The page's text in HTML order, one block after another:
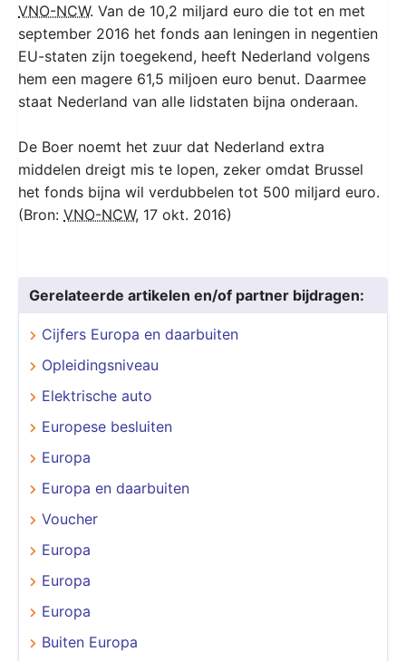
VNO-NCW. Van de 10,2 miljard euro die tot en met
september 2016 het fonds aan leningen in negentien
EU-staten zijn toegekend, heeft Nederland volgens
hem een magere 61,5 miljoen euro benut. Daarmee
staat Nederland van alle lidstaten bijna onderaan.
De Boer noemt het zuur dat Nederland extra
middelen dreigt mis te lopen, zeker omdat Brussel
het fonds bijna wil verdubbelen tot 500 miljard euro.
(Bron: VNO-NCW, 17 okt. 2016)
Gerelateerde artikelen en/of partner bijdragen:
Cijfers Europa en daarbuiten
Opleidingsniveau
Elektrische auto
Europese besluiten
Europa
Europa en daarbuiten
Voucher
Europa
Europa
Europa
Buiten Europa